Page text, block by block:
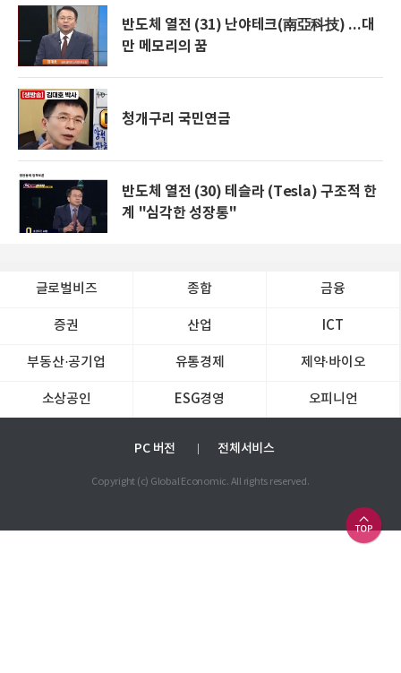
반도체 열전 (31) 난야테크(南亞科技) ...대
만 메모리의 꿈
청개구리 국민연금
반도체 열전 (30) 테슬라 (Tesla) 구조적 한
계 "심각한 성장통"
글로벌비즈 종합 금융
증권 산업 ICT
부동산·공기업 유통경제 제약∙바이오
소상공인 ESG경영 오피니언
PC 버전 전체서비스
Copyright (c) Global Economic. All rights reserved.